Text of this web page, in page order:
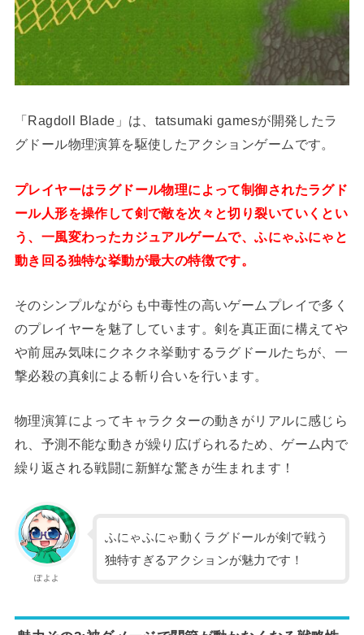
「Ragdoll Blade」は、tatsumaki gamesが開発したラ
グドール物理演算を駆使したアクションゲームです。
プレイヤーはラグドール物理によって制御されたラグド
ール人形を操作して剣で敵を次々と切り裂いていくとい
う、一風変わったカジュアルゲームで、ふにゃふにゃと
動き回る独特な挙動が最大の特徴です。
そのシンプルながらも中毒性の高いゲームプレイで多く
のプレイヤーを魅了しています。剣を真正面に構えてや
や前屈み気味にクネクネ挙動するラグドールたちが、一
撃必殺の真剣による斬り合いを行います。
物理演算によってキャラクターの動きがリアルに感じら
れ、予測不能な動きが繰り広げられるため、ゲーム内で
繰り返される戦闘に新鮮な驚きが生まれます！
ぽよよ
ふにゃふにゃ動くラグドールが剣で戦う
独特すぎるアクションが魅力です！